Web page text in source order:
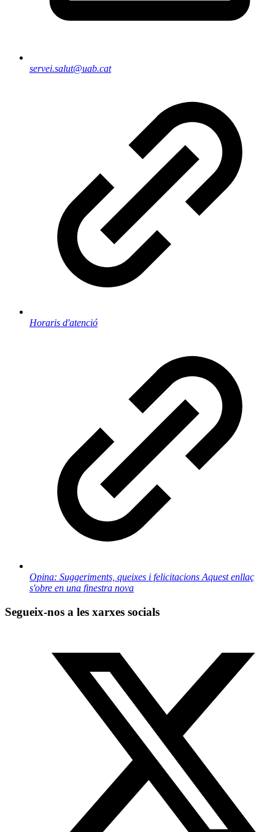
servei.salut@uab.cat
Horaris d'atenció
Opina: Suggeriments, queixes i felicitacions Aquest enllaç
s'obre en una finestra nova
Segueix-nos a les xarxes socials